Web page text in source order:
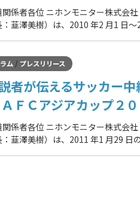
関係者各位 ニホンモニター株式会
：韮澤美樹）は、2010 年2 月1 日
ム/ プレスリリース
者が伝えるサッカー中
ＦＣアジアカップ２
関係者各位 ニホンモニター株式会
：韮澤美樹）は、2011 年1 月29